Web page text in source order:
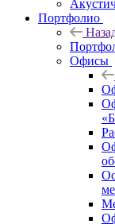
Портфолио
Офисы